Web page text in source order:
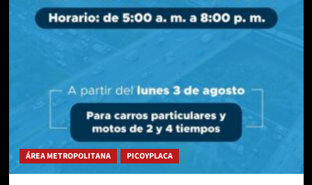
ÁREA METROPOLITANA PICOYPLACA